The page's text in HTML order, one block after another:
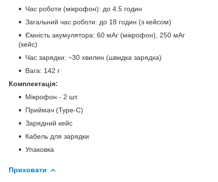
Час роботи (мікрофон): до 4.5 годин
Загальний час роботи: до 18 годин (з кейсом)
Ємність акумулятора: 60 мАг (мікрофон), 250 мАг
(кейс)
Час зарядки: ~30 хвилин (швидка зарядка)
Вага: 142 г
Комплектація:
Мікрофон - 2 шт.
Приймач (Type-C)
Зарядний кейс
Кабель для зарядки
Упаковка
Приховати